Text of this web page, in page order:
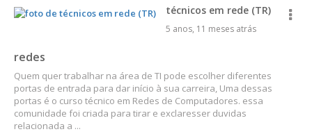
técnicos em rede (TR)
5 anos, 11 meses atrás
redes
Quem quer trabalhar na área de TI pode escolher diferentes
portas de entrada para dar início à sua carreira, Uma dessas
portas é o curso técnico em Redes de Computadores. essa
comunidade foi criada para tirar e exclaresser duvidas
relacionada a ...